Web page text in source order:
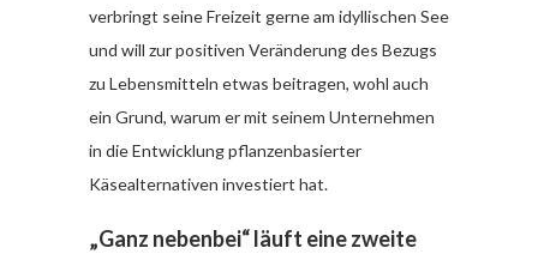
verbringt seine Freizeit gerne am idyllischen See
und will zur positiven Veränderung des Bezugs
zu Lebensmitteln etwas beitragen, wohl auch
ein Grund, warum er mit seinem Unternehmen
in die Entwicklung pflanzenbasierter
Käsealternativen investiert hat.
„Ganz nebenbei“ läuft eine zweite